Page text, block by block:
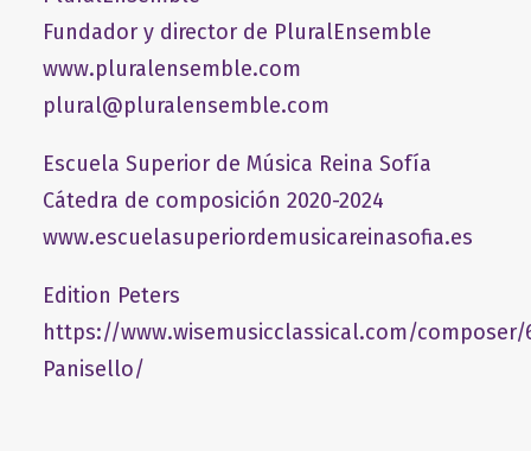
Fundador y director de PluralEnsemble
www.pluralensemble.com
plural@pluralensemble.com
Escuela Superior de Música Reina Sofía
Cátedra de composición 2020-2024
www.escuelasuperiordemusicareinasofia.es
Edition Peters
https://www.wisemusicclassical.com/composer/
Panisello/